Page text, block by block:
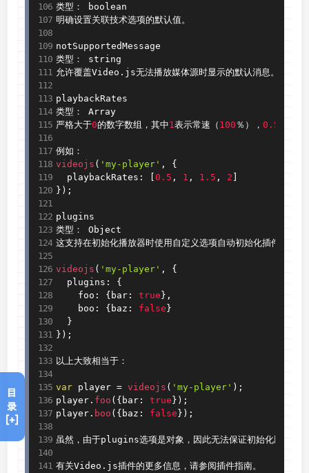
类型： boolean
明确设置关联技术选项的默认值。
notSupportedMessage
类型： string
允许覆盖Video . js无法播放媒体源时显示的默认消息。
playbackRates
类型： Array
严格大于0的数字数组，其中1表示常速（ 100 ％）， 0.5
videojs ( 'my-player' ,
{
  playbackRates
: 0.5 , 1 , 1.5 , 2
} ) ;
plugins
类型： Object
这支持在初始化播放器时使用自定义选项自动初始化插件
videojs ( 'my-player' ,
{
  plugins
:
{
    foo
: { bar : true } ,
    boo
: { baz : false }
}
} ) ;
以上大致相当于：
var player = videojs ( 'my-player' ) ;
player . foo ( { bar : true } ) ;
player . boo ( { baz : false } ) ;
虽然，由于plugins选项是对象，因此无法保证初始化顺序！
有关Video . js插件的更多信息，请参阅插件指南。
目
录
[+]